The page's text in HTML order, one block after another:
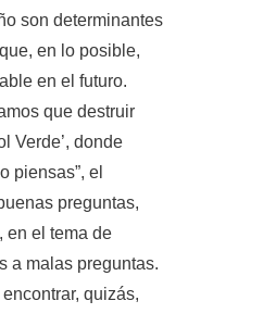
son determinantes
en lo posible,
en el futuro.
que destruir
Verde’, donde
piensas”, el
preguntas,
en el tema de
a malas preguntas.
quizás,